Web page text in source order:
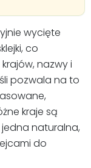
wycięte
co
nazwy i
pozwala na to
kraje są
naturalna,
do